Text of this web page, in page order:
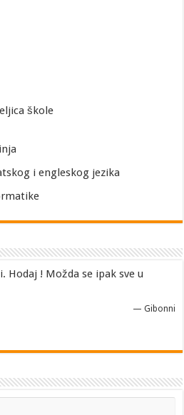
škole
i engleskog jezika
Hodaj ! Možda se ipak sve u
— Gibonni